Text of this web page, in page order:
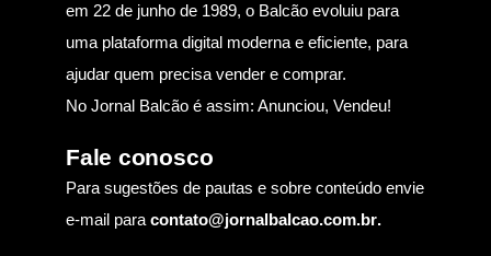
em 22 de junho de 1989, o Balcão evoluiu para
uma plataforma digital moderna e eficiente, para
ajudar quem precisa vender e comprar.
No Jornal Balcão é assim: Anunciou, Vendeu!
Fale conosco
Para sugestões de pautas e sobre conteúdo envie
e-mail para contato@jornalbalcao.com.br.